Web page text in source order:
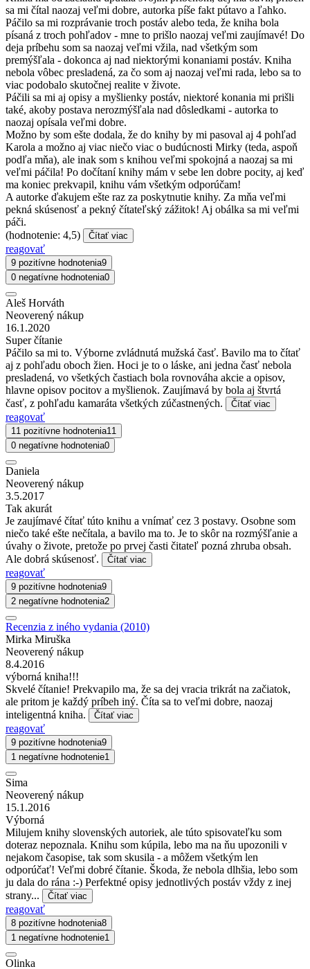
sa mi čítal naozaj veľmi dobre, autorka píše fakt pútavo a ľahko.
Páčilo sa mi rozprávanie troch postáv alebo teda, že kniha bola
písaná z troch pohľadov - mne to prišlo naozaj veľmi zaujímavé! Do
deja príbehu som sa naozaj veľmi vžila, nad všetkým som
premýšľala - dokonca aj nad niektorými konaniami postáv. Kniha
nebola vôbec presladená, za čo som aj naozaj veľmi rada, lebo sa to
viac podobalo skutočnej realite v živote.
Páčili sa mi aj opisy a myšlienky postáv, niektoré konania mi prišli
také, akoby postava nerozmýšľala nad dôsledkami - autorka to
naozaj opísala veľmi dobre.
Možno by som ešte dodala, že do knihy by mi pasoval aj 4 pohľad
Karola a možno aj viac niečo viac o budúcnosti Mirky (teda, aspoň
podľa mňa), ale inak som s knihou veľmi spokojná a naozaj sa mi
veľmi páčila! Po dočítaní knihy mám v sebe len dobre pocity, aj keď
ma koniec prekvapil, knihu vám všetkým odporúčam!
A autorke ďakujem ešte raz za poskytnutie knihy. Za mňa veľmi
pekná skúsenosť a pekný čítateľský zážitok! Aj obálka sa mi veľmi
páči.
(hodnotenie: 4,5)
Čítať viac
reagovať
9 pozitívne hodnotenia9
0 negatívne hodnotenia0
Aleš Horváth
Neoverený nákup
16.1.2020
Super čítanie
Páčilo sa mi to. Výborne zvládnutá mužská časť. Bavilo ma to čítať
aj z pohľadu oboch žien. Hoci je to o láske, ani jedna časť nebola
presladená, vo všetkých častiach bola rovnováha akcie a opisov,
hlavne opisov pocitov a myšlienok. Zaujímavá by bola aj štvrtá
časť, z pohľadu kamaráta všetkých zúčastnených.
Čítať viac
reagovať
11 pozitívne hodnotenia11
0 negatívne hodnotenia0
Daniela
Neoverený nákup
3.5.2017
Tak akurát
Je zaujímavé čítať túto knihu a vnímať cez 3 postavy. Osobne som
niečo také ešte nečítala, a bavilo ma to. Je to skôr na rozmýšľanie a
úvahy o živote, pretože po prvej časti čitateľ pozná zhruba obsah.
Ale dobrá skúsenosť.
Čítať viac
reagovať
9 pozitívne hodnotenia9
2 negatívne hodnotenia2
Recenzia z iného vydania (2010)
Mirka Miruška
Neoverený nákup
8.4.2016
výborná kniha!!!
Skvelé čítanie! Prekvapilo ma, že sa dej vracia trikrát na začiatok,
ale pritom je každý príbeh iný. Číta sa to veľmi dobre, naozaj
inteligentná kniha.
Čítať viac
reagovať
9 pozitívne hodnotenia9
1 negatívne hodnotenie1
Sima
Neoverený nákup
15.1.2016
Výborná
Milujem knihy slovenských autoriek, ale túto spisovateľku som
doteraz nepoznala. Knihu som kúpila, lebo ma na ňu upozonili v
nejakom časopise, tak som skusila - a môžem všetkým len
odporúčať! Veľmi dobré čítanie. Škoda, že nebola dlhšia, lebo som
ju dala do rána :-) Perfektné opisy jednotlivých postáv vždy z inej
strany...
Čítať viac
reagovať
8 pozitívne hodnotenia8
1 negatívne hodnotenie1
Olinka